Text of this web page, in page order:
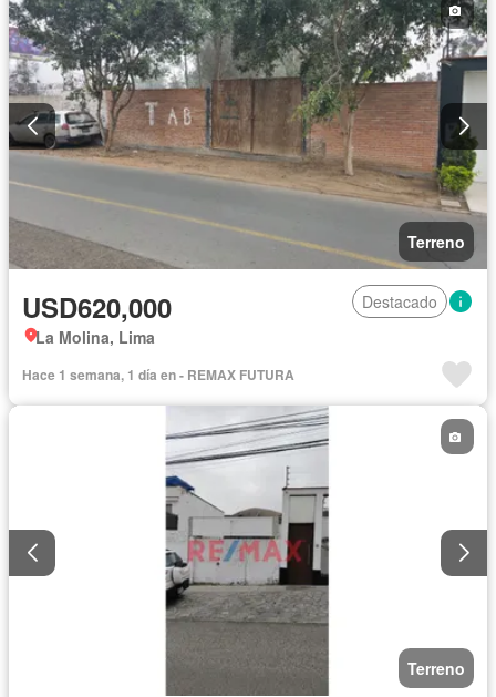
Terreno
USD620,000
Destacado
La Molina, Lima
Hace 1 semana, 1 día en - REMAX FUTURA
Terreno